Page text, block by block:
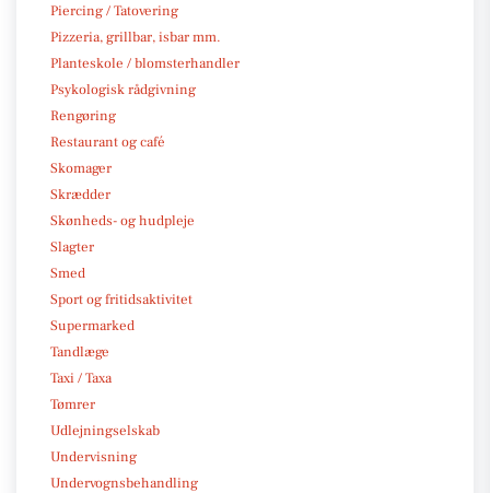
Piercing / Tatovering
Pizzeria, grillbar, isbar mm.
Planteskole / blomsterhandler
Psykologisk rådgivning
Rengøring
Restaurant og café
Skomager
Skrædder
Skønheds- og hudpleje
Slagter
Smed
Sport og fritidsaktivitet
Supermarked
Tandlæge
Taxi / Taxa
Tømrer
Udlejningselskab
Undervisning
Undervognsbehandling